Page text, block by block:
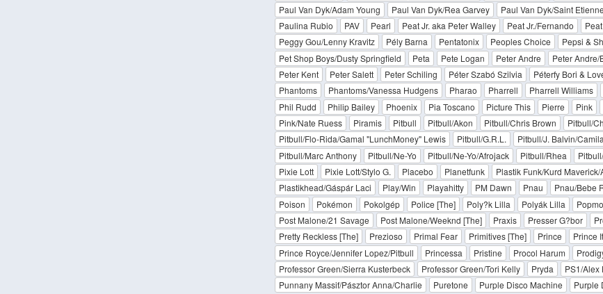
Paul Van Dyk/Adam Young
Paul Van Dyk/Rea Garvey Paul Van Dyk/Saint Etienne
Paulina Rubio
PAV Pearl Peat Jr. aka Peter Walley Peat Jr./Fernando
Peggy Gou/Lenny Kravitz
Pély Barna Pentatonix Peoples Choice Pepsi &
Pet Shop Boys/Dusty Springfield
Peta Pete Logan Peter Andre Peter
Peter Kent
Peter Salett Peter Schiling Péter Szabó Szilvia Péterfy Bori &
Phantoms
Phantoms/Vanessa Hudgens Pharao Pharrell Pharrell Williams
Phil Rudd
Philip Bailey Phoenix Pia Toscano Picture This Pierre Pink
Pink/Nate Ruess
Piramis Pitbull Pitbull/Akon Pitbull/Chris Brown Pitbull/
Pitbull/Flo-Rida/Gamal "LunchMoney" Lewis
Pitbull/G.R.L. Pitbull/J. Balvin/
Pitbull/Marc Anthony
Pitbull/Ne-Yo Pitbull/Ne-Yo/Afrojack Pitbull/Rhea
Pixie Lott
Pixie Lott/Stylo G. Placebo Planetfunk Plastik Funk/Kurd
Plastikhead/Gáspár Laci
Play/Win Playahitty PM Dawn Pnau Pnau/Bebe
Poison
Pokémon Pokolgép Police [The] Poly?k Lilla Polyák Lilla
Post Malone/21 Savage
Post Malone/Weeknd [The] Praxis Presser G?bor
Pretty Reckless [The]
Prezioso Primal Fear Primitives [The] Prince Prince
Prince Royce/Jennifer Lopez/Pitbull
Princessa Pristine Procol Harum
Professor Green/Sierra Kusterbeck
Professor Green/Tori Kelly Pryda PS1/Alex
Punnany Massif/Pásztor Anna/Charlie
Puretone Purple Disco Machine Purple